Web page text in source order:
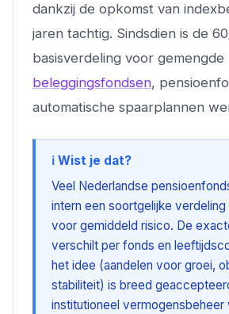
dankzij de opkomst van
jaren tachtig. Sindsdien is de
basisverdeling voor gemengde
beleggingsfondsen,
automatische spaarplannen
ℹ️ Wist je dat?
Veel Nederlandse
intern een soortgelijke verdeling
voor gemiddeld risico. De
verschilt per fonds en
het idee (aandelen voor groei,
stabiliteit) is breed
institutioneel vermogensbeheer